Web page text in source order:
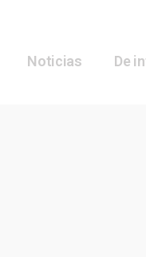
Noticias De